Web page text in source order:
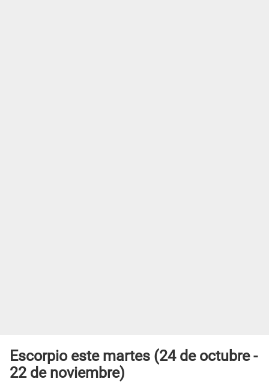
Escorpio este martes (24 de octubre -
22 de noviembre)